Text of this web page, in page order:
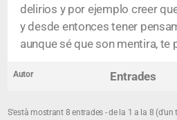
delirios y por ejemplo creer
y desde entonces tener
aunque sé que son mentira, te
Autor Entrades
S'està mostrant 8 entrades - de la 1 a la 8 (d'un